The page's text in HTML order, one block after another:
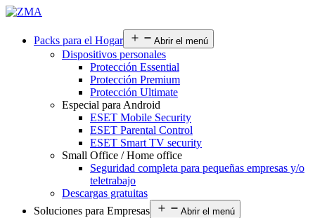
Packs para el Hogar Abrir el menú
Dispositivos personales
Protección Essential
Protección Premium
Protección Ultimate
Especial para Android
ESET Mobile Security
ESET Parental Control
ESET Smart TV security
Small Office / Home office
Seguridad completa para pequeñas empresas y/o
teletrabajo
Descargas gratuitas
Soluciones para Empresas
Abrir el menú